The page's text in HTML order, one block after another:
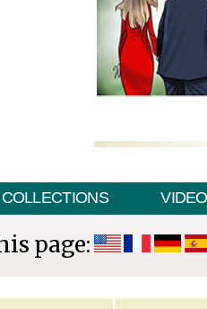
COLLECTIONS VIDEO
page: